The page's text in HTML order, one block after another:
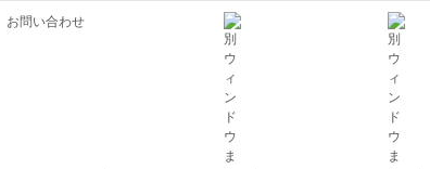
お問い合わせ